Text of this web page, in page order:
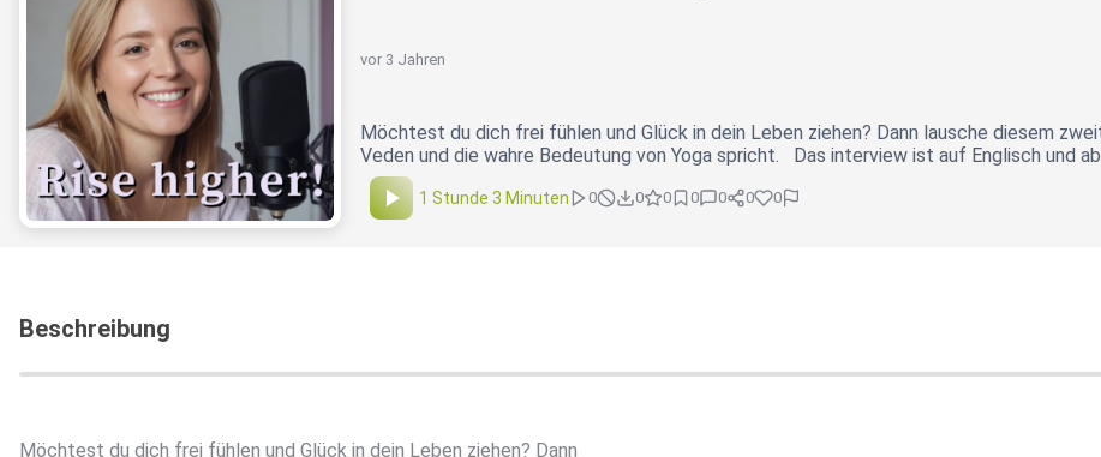
vor 3 Jahren
Möchtest du dich frei fühlen und Glück in dein Leben ziehen? Dann lausche diesem
Veden und die wahre Bedeutung von Yoga spricht. Das interview ist auf Englisch und
1 Stunde 3 Minuten 0 0 0 0 0 0 0
Beschreibung
Möchtest du dich frei fühlen und Glück in dein Leben ziehen? Dann